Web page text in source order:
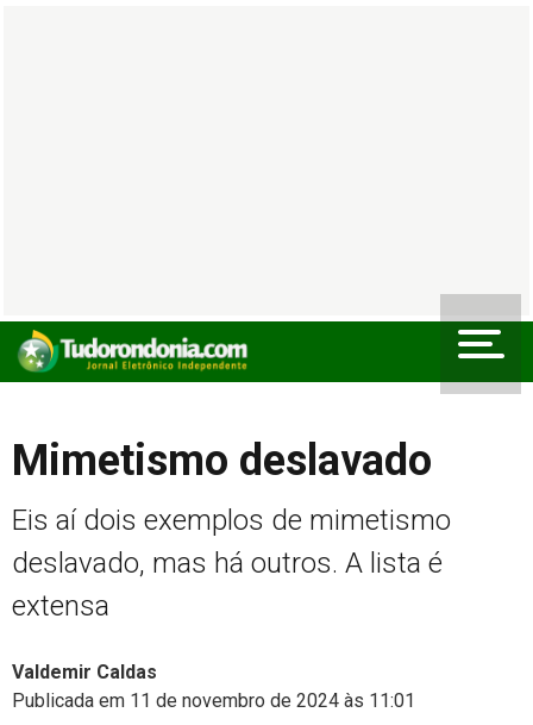
Mimetismo deslavado
Eis aí dois exemplos de mimetismo
deslavado, mas há outros. A lista é
extensa
Valdemir Caldas
Publicada em 11 de novembro de 2024 às 11:01